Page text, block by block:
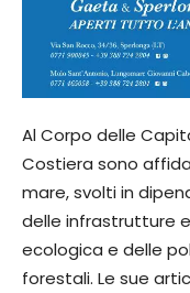
Al Corpo delle
Costiera sono
mare, svolti in
delle infrastrutture
ecologica e delle
forestali. Le sue